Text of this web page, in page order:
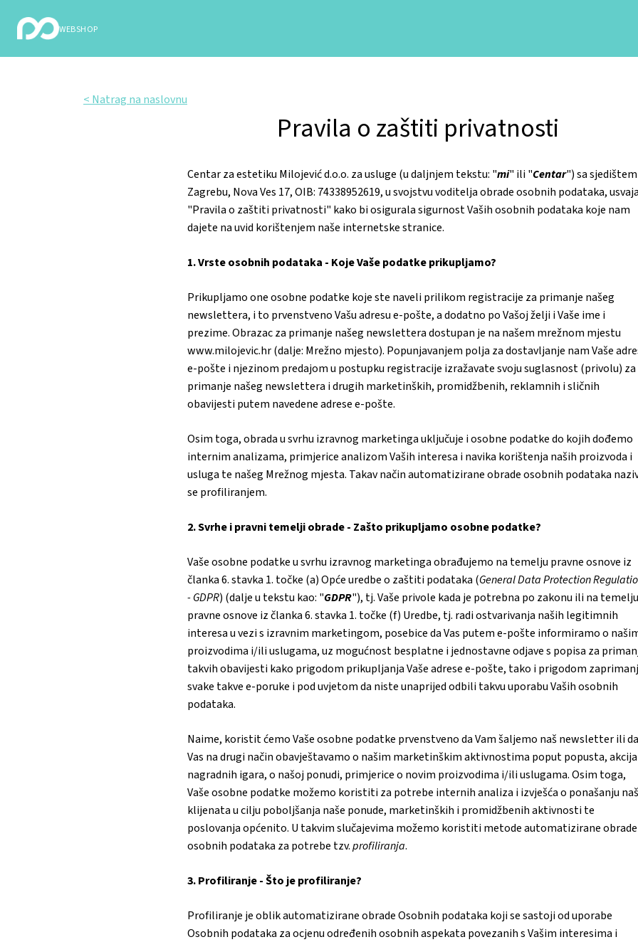
webshop
< Natrag na naslovnu
Pravila o zaštiti privatnosti
Centar za estetiku Milojević d.o.o. za usluge (u daljnjem tekstu: "mi" ili "Centar") sa
Zagrebu, Nova Ves 17, OIB: 74338952619, u svojstvu voditelja obrade osobnih podataka, usvaja
"Pravila o zaštiti privatnosti" kako bi osigurala sigurnost Vaših osobnih podataka koje nam
dajete na uvid korištenjem naše internetske stranice.
1. Vrste osobnih podataka - Koje Vaše podatke prikupljamo?
Prikupljamo one osobne podatke koje ste naveli prilikom registracije za primanje našeg
newslettera, i to prvenstveno Vašu adresu e-pošte, a dodatno po Vašoj želji i Vaše ime i
prezime. Obrazac za primanje našeg newslettera dostupan je na našem mrežnom mjestu
www.milojevic.hr (dalje: Mrežno mjesto). Popunjavanjem polja za dostavljanje nam Vaše
e-pošte i njezinom predajom u postupku registracije izražavate svoju suglasnost (privolu) za
primanje našeg newslettera i drugih marketinških, promidžbenih, reklamnih i sličnih
obavijesti putem navedene adrese e-pošte.
Osim toga, obrada u svrhu izravnog marketinga uključuje i osobne podatke do kojih dođemo
internim analizama, primjerice analizom Vaših interesa i navika korištenja naših proizvoda i
usluga te našeg Mrežnog mjesta. Takav način automatizirane obrade osobnih podataka
se profiliranjem.
2. Svrhe i pravni temelji obrade - Zašto prikupljamo osobne podatke?
Vaše osobne podatke u svrhu izravnog marketinga obrađujemo na temelju pravne osnove iz
članka 6. stavka 1. točke (a) Opće uredbe o zaštiti podataka (General Data Protection
-GDPR) (dalje u tekstu kao: "GDPR"), tj. Vaše privole kada je potrebna po zakonu ili na temelju
pravne osnove iz članka 6. stavka 1. točke (f) Uredbe, tj. radi ostvarivanja naših legitimnih
interesa u vezi s izravnim marketingom, posebice da Vas putem e-pošte informiramo o
proizvodima i/ili uslugama, uz mogućnost besplatne i jednostavne odjave s popisa za
takvih obavijesti kako prigodom prikupljanja Vaše adrese e-pošte, tako i prigodom
svake takve e-poruke i pod uvjetom da niste unaprijed odbili takvu uporabu Vaših osobnih
podataka.
Naime, koristit ćemo Vaše osobne podatke prvenstveno da Vam šaljemo naš newsletter ili da
Vas na drugi način obavještavamo o našim marketinškim aktivnostima poput popusta,
nagradnih igara, o našoj ponudi, primjerice o novim proizvodima i/ili uslugama. Osim toga,
Vaše osobne podatke možemo koristiti za potrebe internih analiza i izvješća o ponašanju
klijenata u cilju poboljšanja naše ponude, marketinških i promidžbenih aktivnosti te
poslovanja općenito. U takvim slučajevima možemo koristiti metode automatizirane obrade
osobnih podataka za potrebe tzv.profiliranja.
3. Profiliranje - Što je profiliranje?
Profiliranje je oblik automatizirane obrade Osobnih podataka koji se sastoji od uporabe
Osobnih podataka za ocjenu određenih osobnih aspekata povezanih s Vašim interesima i